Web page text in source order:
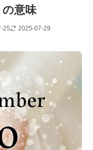
意味
25 2025-07-29